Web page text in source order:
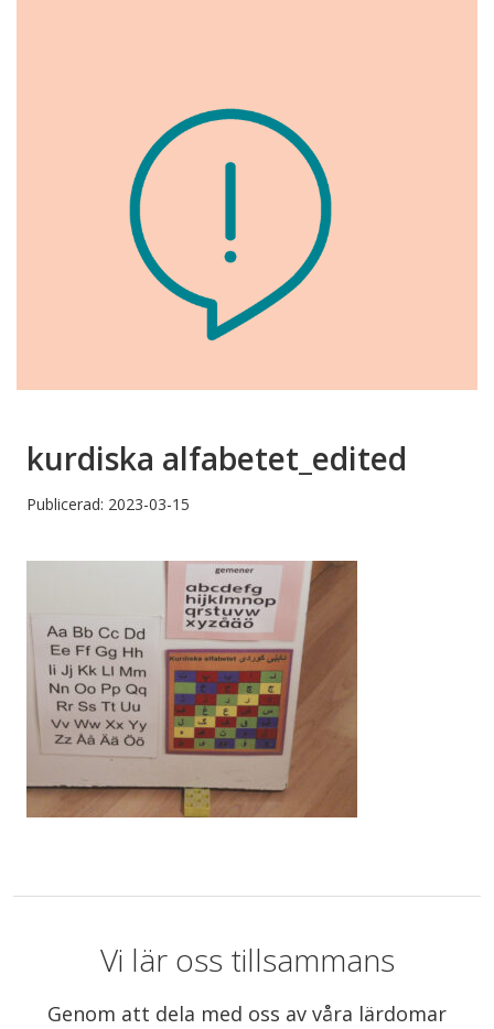
kurdiska alfabetet_edited
Publicerad: 2023-03-15
Vi lär oss tillsammans
Genom att dela med oss av våra lärdomar